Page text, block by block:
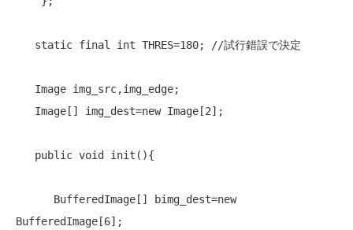
static final int THRES=180; //試行錯誤で決定
   Image[] img_dest=
new Image[2];
public void init(){
      BufferedImage[] bimg_dest=
new
BufferedImage[6];